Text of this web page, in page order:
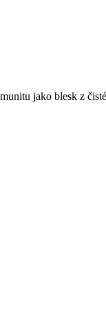
jako blesk z